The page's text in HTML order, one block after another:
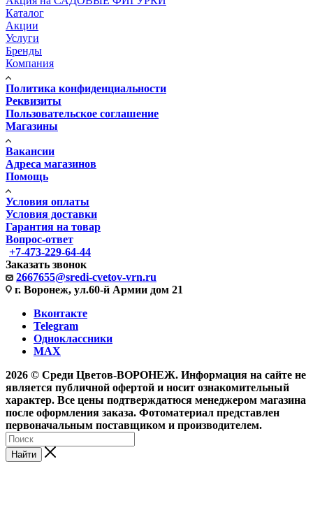
Каталог
Акции
Услуги
Бренды
Компания
Политика конфиденциальности
Реквизиты
Пользовательское соглашение
Магазины
Вакансии
Адреса магазинов
Помощь
Условия оплаты
Условия доставки
Гарантия на товар
Вопрос-ответ
+7-473-229-64-44
Заказать звонок
2667655@sredi-cvetov-vrn.ru
г. Воронеж, ул.60-й Армии дом 21
Вконтакте
Telegram
Одноклассники
MAX
2026 © Среди Цветов-ВОРОНЕЖ. Информация на сайте не
является публичной офертой и носит ознакомительный
характер. Все цены подтверждатюся менеджером магазина
после оформления заказа. Фотоматериал представлен
первоначальным поставщиком и производителем.
Найти